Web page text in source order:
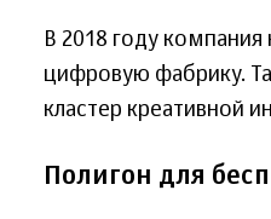
В 2018 году
цифровую фабрику.
кластер креативной
Полигон для